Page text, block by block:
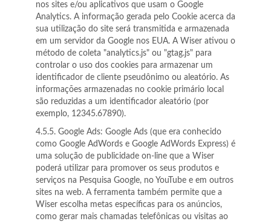
nos sites e/ou aplicativos que usam o Google
Analytics. A informação gerada pelo Cookie acerca da
sua utilização do site será transmitida e armazenada
em um servidor da Google nos EUA. A Wiser ativou o
método de coleta "analytics.js" ou "gtag.js" para
controlar o uso dos cookies para armazenar um
identificador de cliente pseudônimo ou aleatório. As
informações armazenadas no cookie primário local
são reduzidas a um identificador aleatório (por
exemplo, 12345.67890).
4.5.5. Google Ads: Google Ads (que era conhecido
como Google AdWords e Google AdWords Express) é
uma solução de publicidade on-line que a Wiser
poderá utilizar para promover os seus produtos e
serviços na Pesquisa Google, no YouTube e em outros
sites na web. A ferramenta também permite que a
Wiser escolha metas específicas para os anúncios,
como gerar mais chamadas telefônicas ou visitas ao